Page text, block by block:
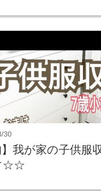
30
】我が家の子供服
☆☆